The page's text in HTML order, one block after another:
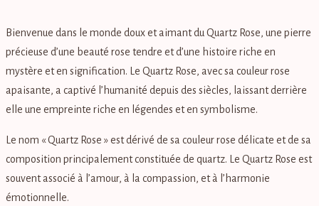
Bienvenue dans le monde doux et aimant du Quartz Rose, une pierre
précieuse d’une beauté rose tendre et d’une histoire riche en
mystère et en signification. Le Quartz Rose, avec sa couleur rose
apaisante, a captivé l’humanité depuis des siècles, laissant derrière
elle une empreinte riche en légendes et en symbolisme.
Le nom « Quartz Rose » est dérivé de sa couleur rose délicate et de sa
composition principalement constituée de quartz. Le Quartz Rose est
souvent associé à l’amour, à la compassion, et à l’harmonie
émotionnelle.